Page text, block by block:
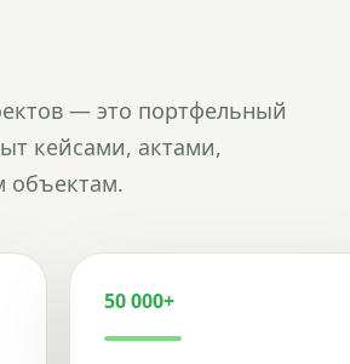
— это портфельный
кейсами, актами,
объектам.
50 000+